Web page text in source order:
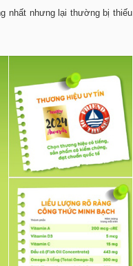
nhất nhưng lại thường bị thiếu